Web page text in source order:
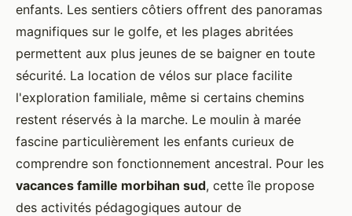
enfants. Les sentiers côtiers offrent des panoramas
magnifiques sur le golfe, et les plages abritées
permettent aux plus jeunes de se baigner en toute
sécurité. La location de vélos sur place facilite
l'exploration familiale, même si certains chemins
restent réservés à la marche. Le moulin à marée
fascine particulièrement les enfants curieux de
comprendre son fonctionnement ancestral. Pour les
vacances famille morbihan sud, cette île propose
des activités pédagogiques autour de